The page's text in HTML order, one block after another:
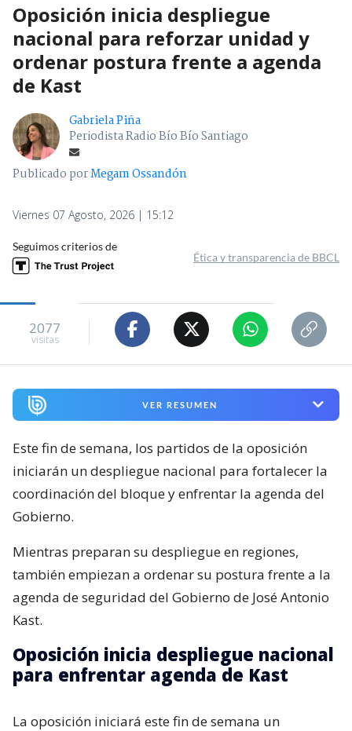
Oposición inicia despliegue
nacional para reforzar unidad y
ordenar postura frente a agenda
de Kast
Gabriela Piña
Periodista Radio Bío Bío Santiago
Publicado porMegam Ossandón
Viernes 07 Agosto, 2026 | 15:12
Seguimos criterios de
Ética y transparencia de BBCL
2077
visitas
VER RESUMEN
Este fin de semana, los partidos de la oposición
iniciarán un despliegue nacional para fortalecer la
coordinación del bloque y enfrentar la agenda del
Gobierno.
Mientras preparan su despliegue en regiones,
también empiezan a ordenar su postura frente a la
agenda de seguridad del Gobierno de José Antonio
Kast.
Oposición inicia despliegue nacional
para enfrentar agenda de Kast
La oposición iniciará este fin de semana un